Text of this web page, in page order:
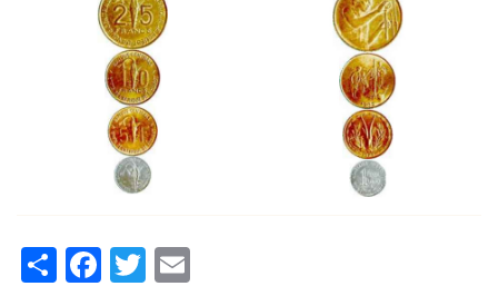
ShareFacebook
Twitter